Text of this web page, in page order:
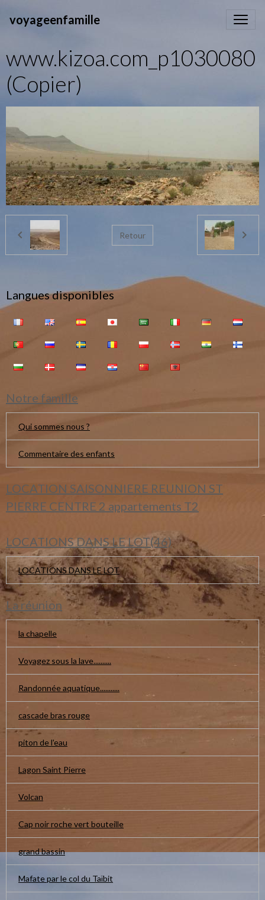
voyageenfamille
www.kizoa.com_p1030080
(Copier)
Retour
Langues disponibles
Notre famille
Qui sommes nous ?
Commentaire des enfants
LOCATION SAISONNIERE REUNION ST
PIERRE CENTRE 2 appartements T2
LOCATIONS DANS LE LOT(46)
LOCATIONS DANS LE LOT
La réunion
la chapelle
Voyagez sous la lave..........
Randonnée aquatique...........
cascade bras rouge
piton de l'eau
Lagon Saint Pierre
Volcan
Cap noir roche vert bouteille
grand bassin
Mafate par le col du Taïbit